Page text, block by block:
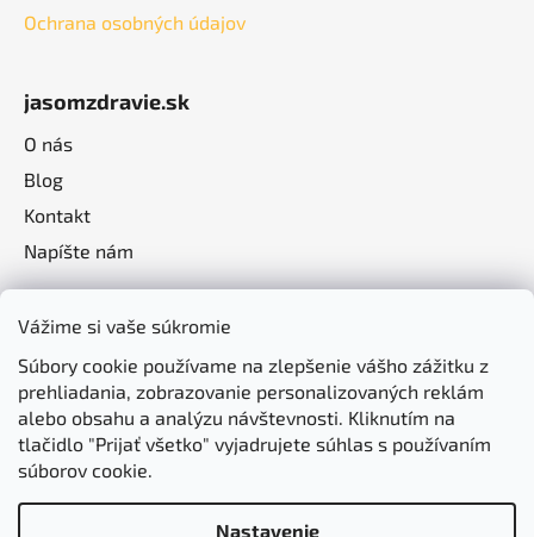
Vážime si vaše súkromie
Súbory cookie používame na zlepšenie vášho zážitku z
prehliadania, zobrazovanie personalizovaných reklám
alebo obsahu a analýzu návštevnosti. Kliknutím na
tlačidlo "Prijať všetko" vyjadrujete súhlas s používaním
súborov cookie.
Nastavenie
Ochrana osobných údajov
jasomzdravie.sk
O nás
Blog
Kontakt
Napíšte nám